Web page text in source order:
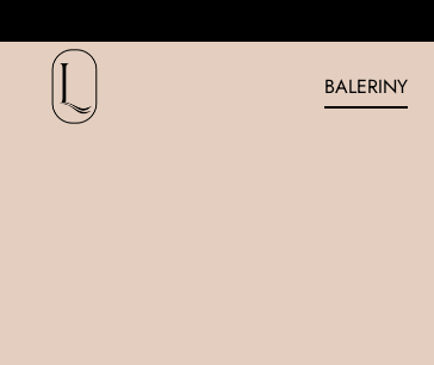
BALERINY